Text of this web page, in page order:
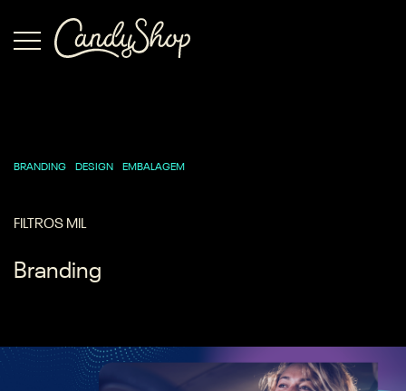
BRANDING DESIGN EMBALAGEM
FILTROS MIL
Branding